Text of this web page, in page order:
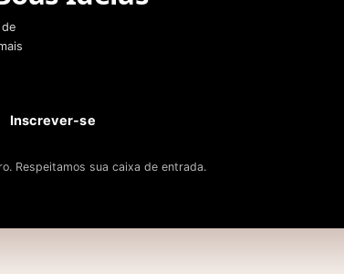
Inscrever-se
Respeitamos sua caixa de entrada.